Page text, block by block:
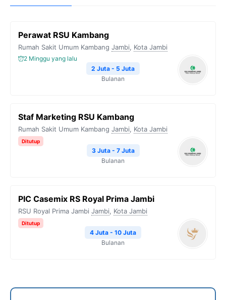
Perawat RSU Kambang
Rumah Sakit Umum Kambang Jambi, Kota Jambi
2 Minggu yang lalu
2 Juta - 5 Juta
Bulanan
Staf Marketing RSU Kambang
Rumah Sakit Umum Kambang Jambi, Kota Jambi
Ditutup
3 Juta - 7 Juta
Bulanan
PIC Casemix RS Royal Prima Jambi
RSU Royal Prima Jambi Jambi, Kota Jambi
Ditutup
4 Juta - 10 Juta
Bulanan